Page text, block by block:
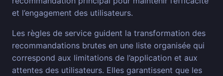
et l’engagement des utilisateurs.
Les règles de service guident la transformation des
recommandations brutes en une liste organisée qui
correspond aux limitations de l’application et aux
attentes des utilisateurs. Elles garantissent que les